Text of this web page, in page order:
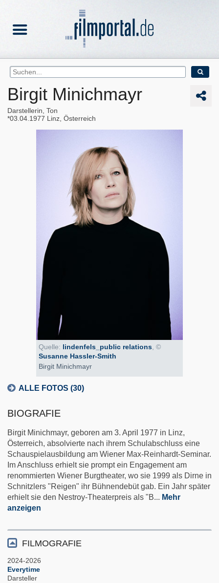
Birgit Minichmayr
Darstellerin, Ton
03.04.1977 Linz, Österreich
Quelle: lindenfels_public relations , ©
Susanne Hassler-Smith
Birgit Minichmayr
ALLE FOTOS (30)
BIOGRAFIE
Birgit Minichmayr, geboren am 3. April 1977 in Linz,
Österreich, absolvierte nach ihrem Schulabschluss eine
Schauspielausbildung am Wiener Max-Reinhardt-Seminar.
Im Anschluss erhielt sie prompt ein Engagement am
renommierten Wiener Burgtheater, wo sie 1999 als Dirne in
Schnitzlers "Reigen" ihr Bühnendebüt gab. Ein Jahr später
erhielt sie den Nestroy-Theaterpreis als "B... Mehr
anzeigen
FILMOGRAFIE
2024-2026
Everytime
Darsteller